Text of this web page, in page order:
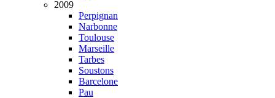
2009
Perpignan
Narbonne
Toulouse
Marseille
Tarbes
Soustons
Barcelone
Pau